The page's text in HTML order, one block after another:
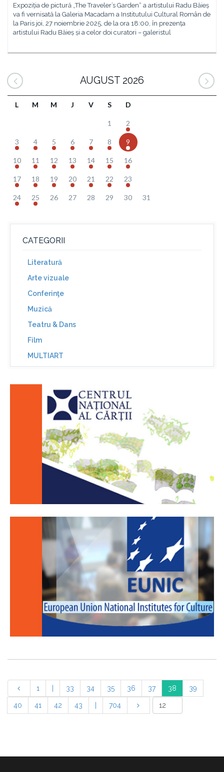
Expoziția de pictură „The Traveler’s Garden“ a artistului Radu Băieș
va fi vernisată la Galeria Macadam a Institutului Cultural Român de
la Paris joi, 27 noiembrie 2025, de la ora 18:00, în prezența
artistului Radu Băieș și a celor doi curatori – galeristul
AUGUST 2026
L M M J V S D
1 2
3 4 5 6 7 8 9
10 11 12 13 14 15 16
17 18 19 20 21 22 23
24 25 26 27 28 29 30 31
CATEGORII
Literatură
Arte vizuale
Conferinţe
Muzică
Teatru & Dans
Film
MULTIART
1 33 34 35 36 37 38 39
40 41 42 43 704